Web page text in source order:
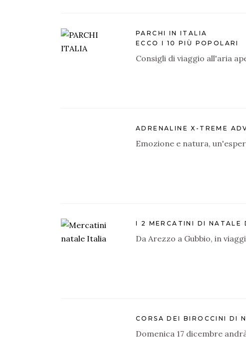
PARCHI IN ITALIA
ECCO I 10 PIÙ POPOLARI
Consigli di viaggio all'aria
ADRENALINE X-TREME
Emozione e natura,
I 2 MERCATINI DI NATALE
Da Arezzo a Gubbio, in
CORSA DEI BIROCCINI DI
Domenica 17 dicembre